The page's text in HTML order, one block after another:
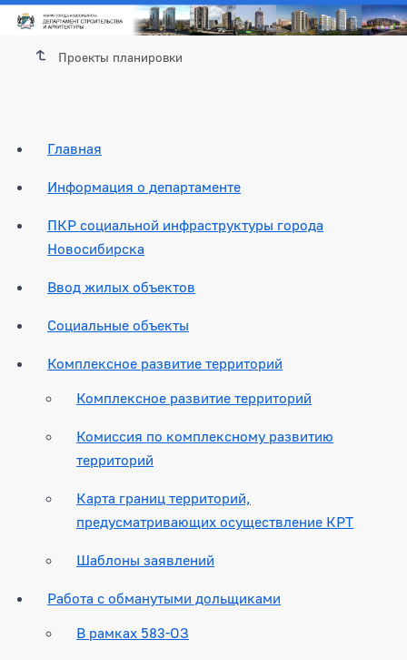
Проекты планировки
Главная
Информация о департаменте
ПКР социальной инфраструктуры города
Новосибирска
Ввод жилых объектов
Социальные объекты
Комплексное развитие территорий
Комплексное развитие территорий
Комиссия по комплексному развитию
территорий
Карта границ территорий,
предусматривающих осуществление КРТ
Шаблоны заявлений
Работа с обманутыми дольщиками
В рамках 583-ОЗ